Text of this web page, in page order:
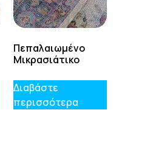
Πεπαλαιωμένο
Μικρασιάτικο
Διαβάστε
περισσότερα